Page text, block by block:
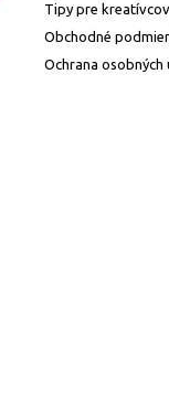
Tipy pre kreatívcov
Obchodné
Ochrana osobných